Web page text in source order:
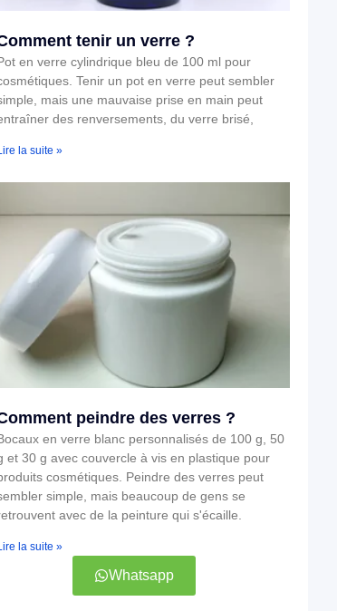
tenir un verre ?
en verre cylindrique bleu de 100 ml pour
Tenir un pot en verre peut sembler
mais une mauvaise prise en main peut
des renversements, du verre brisé,
la suite »
peindre des verres ?
en verre blanc personnalisés de 100 g, 50
et 30 g avec couvercle à vis en plastique pour
cosmétiques. Peindre des verres peut
simple, mais beaucoup de gens se
avec de la peinture qui s'écaille.
la suite »
Whatsapp